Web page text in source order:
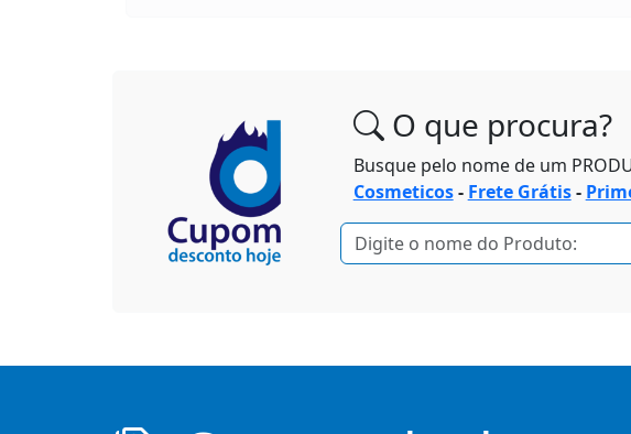
O que procura?
Busque pelo nome de um
Cosmeticos- Frete Grátis-